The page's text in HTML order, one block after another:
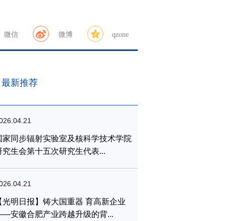
微信 微博 qzone
最新推荐
家同步辐射实验室及核科学技术学院
究生会第十五次研究生代表...
光明日报】铸大国重器 育高新企业
安徽合肥产业跨越升级的背...